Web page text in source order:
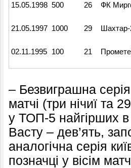
15.05.1998 500 26 ФК
21.05.1997 1000 29
02.11.1995 100 21
– Безвиграшна
матчі (три нічиї та
у ТОП-5 найгірших в
Васту – дев’ять,
аналогічна серія
позначці у вісім